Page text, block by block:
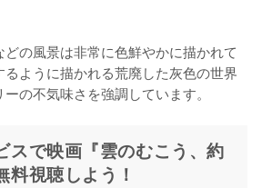
の風景は非常に色鮮やかに描かれて
ように描かれる荒廃した灰色の世界
の不気味さを強調しています。
スで映画『雲のむこう、約
料視聴しよう！